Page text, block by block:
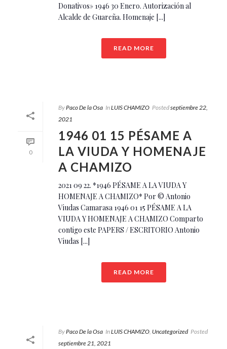
Donativos» 1946 30 Enero. Autorización al
Alcalde de Guareña. Homenaje [...]
READ MORE
0
ByPaco De la Osa InLUIS CHAMIZO Postedseptiembre 22,
2021
1946 01 15 PÉSAME A
LA VIUDA Y HOMENAJE
A CHAMIZO
2021 09 22. *1946 PÉSAME A LA VIUDA Y
HOMENAJE A CHAMIZO* Por © Antonio
Viudas Camarasa 1946 01 15 PÉSAME A LA
VIUDA Y HOMENAJE A CHAMIZO Comparto
contigo este PAPERS / ESCRITORIO Antonio
Viudas [...]
READ MORE
ByPaco De la Osa InLUIS CHAMIZO Uncategorized Posted
septiembre 21, 2021